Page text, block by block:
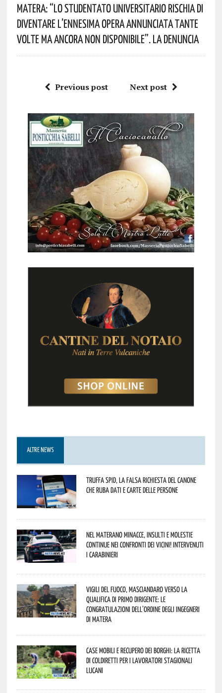
Matera: “Lo Studentato Universitario Rischia Di
Diventare L’ennesima Opera Annunciata Tante
Volte Ma Ancora Non Disponibile”. La Denuncia
Previous post Next post
ALTRE NEWS
Truffa Spid, la falsa richiesta del canone
che ruba dati e carte delle persone
Nel materano minacce, insulti e molestie
continue nei confronti dei vicini! Intervenuti
i Carabinieri
Vigili del Fuoco, Masciandaro verso la
qualifica di Primo Dirigente: le
congratulazioni dell’Ordine degli Ingegneri
di Matera
Case mobili e recupero dei borghi: la ricetta
di Coldiretti per i lavoratori stagionali
lucani